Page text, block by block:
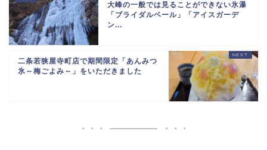
大峰の一般では見ることができない氷瀑
「ブライダルベール」「アイスガーデ
ン...
二条若狭屋寺町店で期間限定「あんみつ
氷～梅ごよみ～」をいただきました